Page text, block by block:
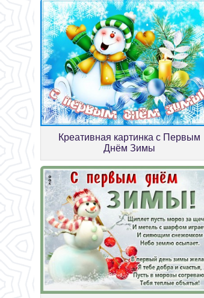
Креативная картинка с Первым
Днём Зимы